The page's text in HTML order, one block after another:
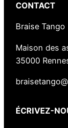
CONTACT
Braise Tango
Maison des
35000
ÉCRIVEZ-